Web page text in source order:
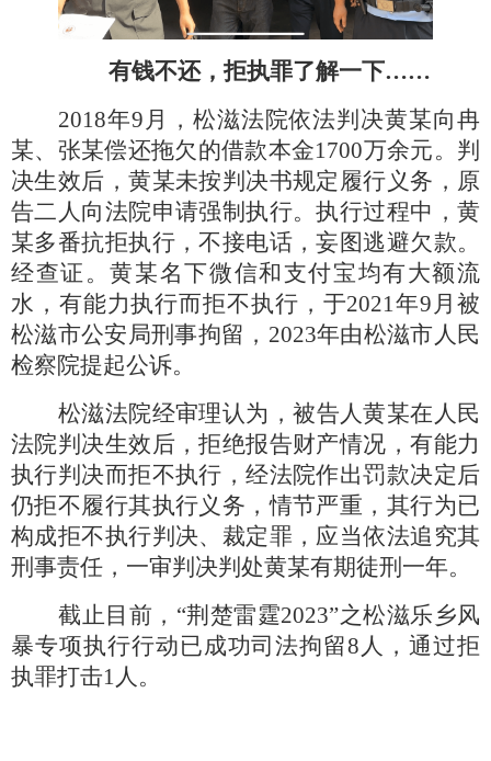
有钱不还，拒执罪了解一下……
2018年9月，松滋法院依法判决黄某向冉
某、张某偿还拖欠的借款本金1700万余元。判
决生效后，黄某未按判决书规定履行义务，原
告二人向法院申请强制执行。执行过程中，黄
某多番抗拒执行，不接电话，妄图逃避欠款。
经查证。黄某名下微信和支付宝均有大额流
水，有能力执行而拒不执行，于2021年9月被
松滋市公安局刑事拘留，2023年由松滋市人民
检察院提起公诉。
松滋法院经审理认为，被告人黄某在人民
法院判决生效后，拒绝报告财产情况，有能力
执行判决而拒不执行，经法院作出罚款决定后
仍拒不履行其执行义务，情节严重，其行为已
构成拒不执行判决、裁定罪，应当依法追究其
刑事责任，一审判决判处黄某有期徒刑一年。
截止目前， “荆楚雷霆2023”之松滋乐乡风
暴专项执行行动已成功司法拘留8人，通过拒
执罪打击1人。